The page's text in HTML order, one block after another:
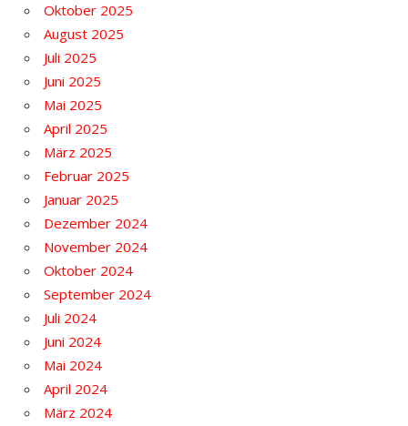
Oktober 2025
August 2025
Juli 2025
Juni 2025
Mai 2025
April 2025
März 2025
Februar 2025
Januar 2025
Dezember 2024
November 2024
Oktober 2024
September 2024
Juli 2024
Juni 2024
Mai 2024
April 2024
März 2024